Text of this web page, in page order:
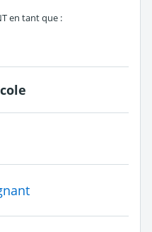
tant que
en tant que :